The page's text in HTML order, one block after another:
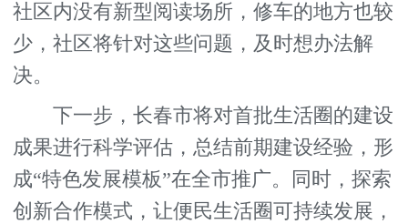
社区内没有新型阅读场所，修车的地方也较
少，社区将针对这些问题，及时想办法解
决。
下一步，长春市将对首批生活圈的建设
成果进行科学评估，总结前期建设经验，形
成“特色发展模板”在全市推广。同时，探索
创新合作模式，让便民生活圈可持续发展，